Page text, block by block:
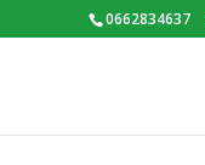
0662834637